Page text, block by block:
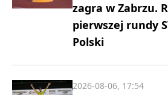
zagra w Zabrzu.
pierwszej rundy
Polski
2026-08-06, 17:54